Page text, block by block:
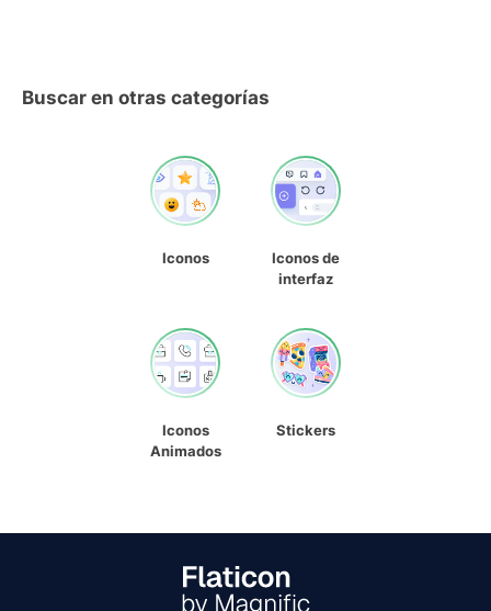
Buscar en otras categorías
Iconos
Iconos de
interfaz
Iconos
Animados
Stickers